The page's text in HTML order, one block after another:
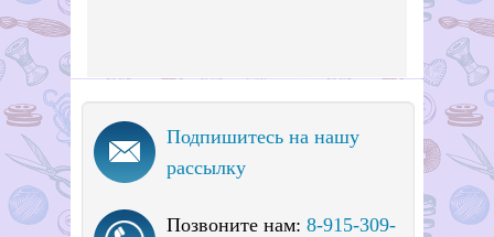
Подпишитесь на нашу
рассылку
Позвоните нам: 8-915-309-